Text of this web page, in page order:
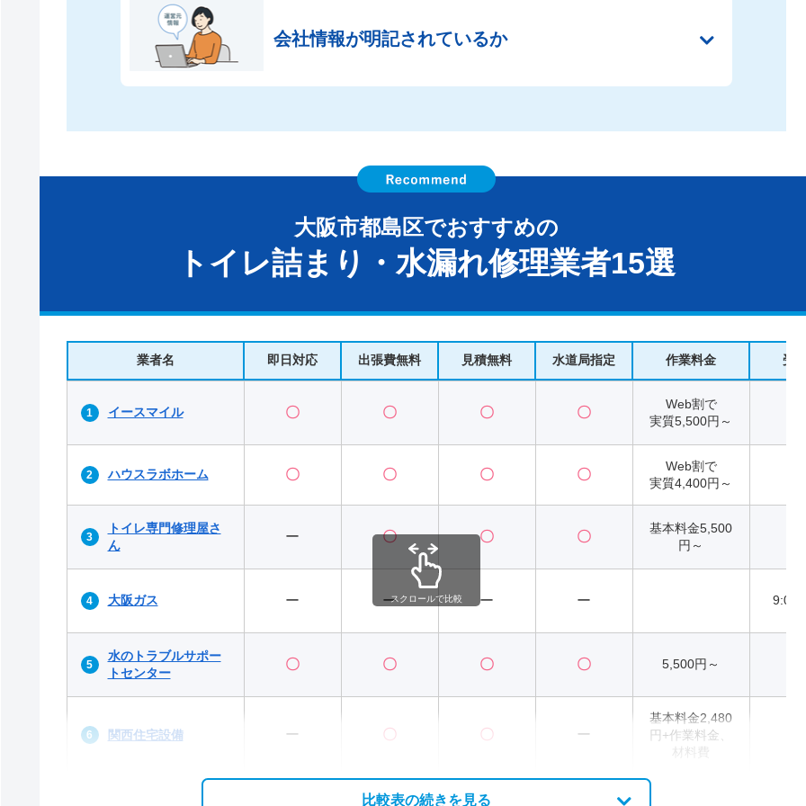
会社情報が明記されているか
大阪市都島区でおすすめの
トイレ詰まり・水漏れ修理業者15選
業者名 即日対応 出張費無料 見積無料 水道局指定 作業料金 受
イースマイル 〇 〇 〇 〇
Web割で
実質5,500円～
ハウスラボホーム 〇 〇 〇 〇
Web割で
実質4,400円～
トイレ専門修理屋さ
ん
ー 〇 〇 〇
基本料金5,500
円～
大阪ガス ー ー ー ー 9:00
水のトラブルサポー
トセンター
〇 〇 〇 〇 5,500円～
関西住宅設備 ー 〇 〇 ー
基本料金2,480
円+作業料金、
材料費
スクロールで比較
比較表の続きを見る